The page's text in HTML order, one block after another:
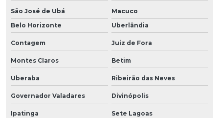
São José de Ubá
Macuco
Belo Horizonte
Uberlândia
Contagem Juiz de Fora
Montes Claros Betim
Uberaba Ribeirão das Neves
Governador Valadares Divinópolis
Ipatinga Sete Lagoas